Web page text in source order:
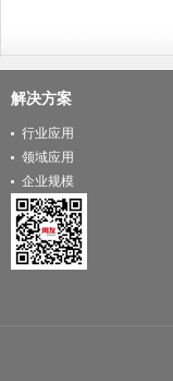
解决方案
行业应用
领域应用
企业规模